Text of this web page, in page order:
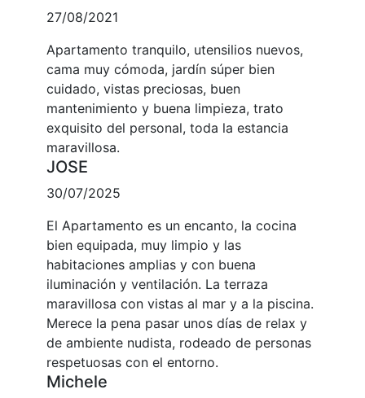
27/08/2021
Apartamento tranquilo, utensilios nuevos,
cama muy cómoda, jardín súper bien
cuidado, vistas preciosas, buen
mantenimiento y buena limpieza, trato
exquisito del personal, toda la estancia
maravillosa.
JOSE
30/07/2025
El Apartamento es un encanto, la cocina
bien equipada, muy limpio y las
habitaciones amplias y con buena
iluminación y ventilación. La terraza
maravillosa con vistas al mar y a la piscina.
Merece la pena pasar unos días de relax y
de ambiente nudista, rodeado de personas
respetuosas con el entorno.
Michele